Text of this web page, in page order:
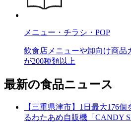
メニュー・チラシ・POP
飲食店メニューや卸向け商品
が200種類以上
最新の食品ニュース
【三重県津市】1日最大176
るわたあめ自販機「CANDY